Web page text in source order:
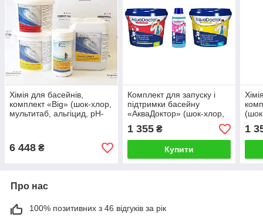
Хімія для басейнів,
комплект «Big» (шок-хлор,
мультитаб, альгіцид, pH-
6 448 ₴
Комплект для запуску і
підтримки басейну
«АкваДоктор» (шок-хлор,
1 355₴
Купити
1
Про нас
100% позитивних з 46 відгуків за рік